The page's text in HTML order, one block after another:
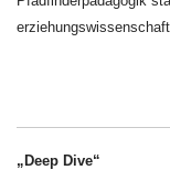
„Deep Dive“